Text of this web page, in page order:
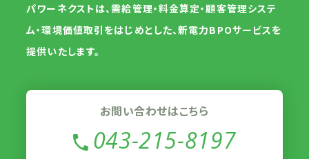
パワーネクストは、需給管理・料金算定・顧客管理システ
ム・環境価値取引をはじめとした、新電力BPOサービスを
提供いたします。
お問い合わせはこちら
043-215-8197